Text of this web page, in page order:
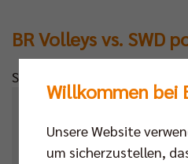
BR Volleys vs. SWD
Standardtext
Willkommen bei
Unsere Website
um sicherzustellen,